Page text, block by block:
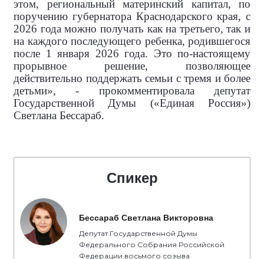
этом, региональный материнский капитал, по
поручению губернатора Краснодарского края, с
2026 года можно получать как на третьего, так и
на каждого последующего ребенка, родившегося
после 1 января 2026 года. Это по-настоящему
прорывное решение, позволяющее
действительно поддержать семьи с тремя и более
детьми», - прокомментировала депутат
Государственной Думы («Единая Россия»)
Светлана Бессараб.
Спикер
Бессараб Светлана Викторовна
Депутат Государственной Думы
Федерального Собрания Российской
Федерации восьмого созыва